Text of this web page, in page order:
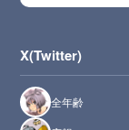
X(Twitter)
全年齢